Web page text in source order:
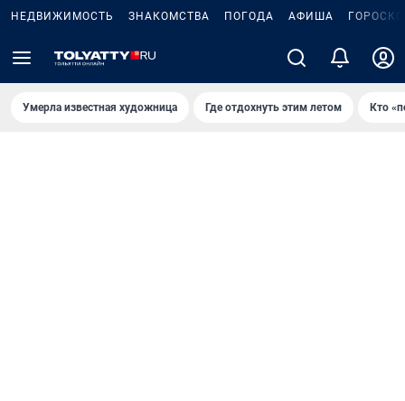
НЕДВИЖИМОСТЬ ЗНАКОМСТВА ПОГОДА АФИША
Умерла известная художница Где отдохнуть этим летом Кто